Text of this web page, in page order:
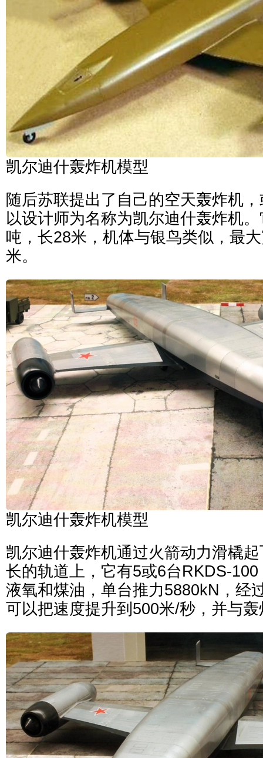
凯尔迪什轰炸机模型
随后苏联提出了自己的空天轰炸机
以设计师为名称为凯尔迪什轰炸机
吨，长28米，机体与银鸟类似，最
米。
凯尔迪什轰炸机模型
凯尔迪什轰炸机通过火箭动力滑橇
长的轨道上，它有5或6台RKDS-
液氧和煤油，单台推力5880kN，经
可以把速度提升到500米/秒，并与